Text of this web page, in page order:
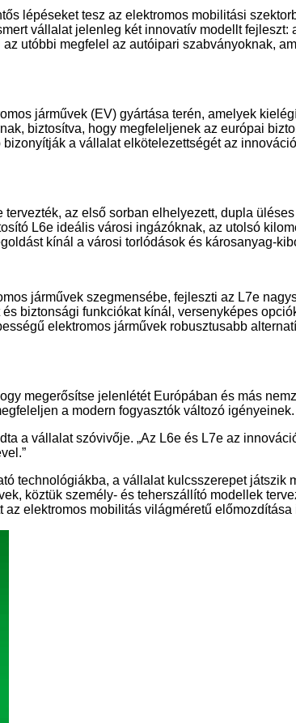
lépéseket tesz az elektromos mobilitási
vállalat jelenleg két innovatív modellt
utóbbi megfelel az autóipari szabványoknak,
járművek (EV) gyártása terén, amelyek
biztosítva, hogy megfeleljenek az európai
a vállalat elkötelezettségét az
az első sorban elhelyezett, dupla
L6e ideális városi ingázóknak, az utolsó
kínál a városi torlódások és károsanyag-
járművek szegmensébe, fejleszti az L7e
biztonsági funkciókat kínál, versenyképes
elektromos járművek robusztusabb
megerősítse jelenlétét Európában és más
a modern fogyasztók változó igényeinek.
a vállalat szóvivője. „Az L6e és L7e az
technológiákba, a vállalat kulcsszerepet
köztük személy- és teherszállító modellek
elektromos mobilitás világméretű előmozdítása